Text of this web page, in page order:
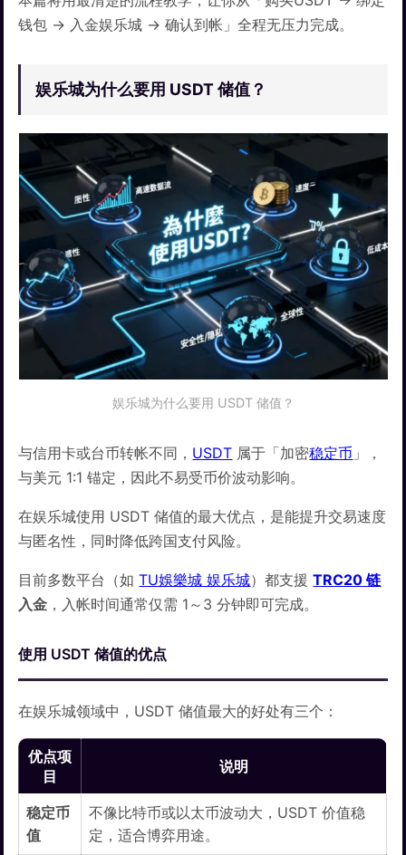
钱包 → 入金娱乐城 → 确认到帐」全程无压力完成。
娱乐城为什么要用 USDT 储值？
娱乐城为什么要用 USDT 储值？
与信用卡或台币转帐不同， USDT 属于「加密稳定币 」，
与美元 1:1 锚定，因此不易受币价波动影响。
在娱乐城使用 USDT 储值的最大优点，是能提升交易速度
与匿名性，同时降低跨国支付风险。
目前多数平台（如TU娛樂城 娱乐城）都支援TRC20 链
入金 ，入帐时间通常仅需 1～3 分钟即可完成。
使用 USDT 储值的优点
在娱乐城领域中，USDT 储值最大的好处有三个：
优点项
目
说明
稳定币
值
不像比特币或以太币波动大，USDT 价值稳
定，适合博弈用途。